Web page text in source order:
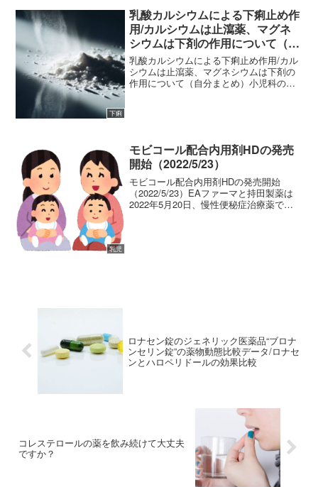
べる方も多くおりまし...
下痢
乳酸カルシウムによる下痢止め作
用/カルシウムは止瀉薬、マグネ
シウムは下剤の作用について（自
分まとめ）
乳酸カルシウムによる下痢止め作用/カル
シウムは止瀉薬、マグネシウムは下剤の
作用について（自分まとめ）小児科の門
乳児
モビコール配合内用剤HDの発売
開始（2022/5/23）
モビコール配合内用剤HDの発売開始
（2022/5/23）EAファーマと持田製薬は
2022年5月20日、慢性便秘症治療薬でる
ロナセン錠のジェネリック医薬品“ブロナ
ンセリン錠”の薬物動態比較データ/ロナセ
ンとハロペリドールの効果比較
コレステロールの薬を飲み続けて大丈夫
ですか？